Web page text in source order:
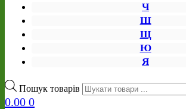
Ч
Ш
Щ
Ю
Я
Пошук товарів
0.00 0